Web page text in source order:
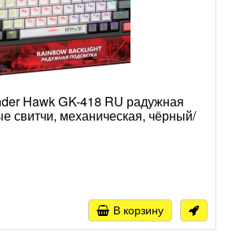
Hawk GK-418 RU радужная
свитчи, механическая, чёрный/
В корзину